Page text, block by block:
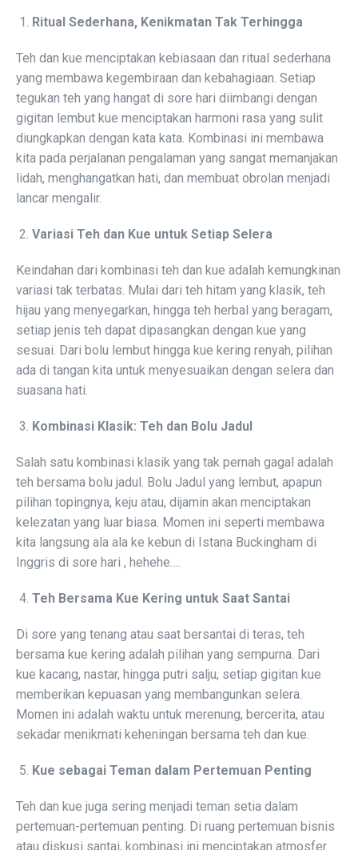
Ritual Sederhana, Kenikmatan Tak Terhingga
Teh dan kue menciptakan kebiasaan dan ritual sederhana
yang membawa kegembiraan dan kebahagiaan. Setiap
tegukan teh yang hangat di sore hari diimbangi dengan
gigitan lembut kue menciptakan harmoni rasa yang sulit
diungkapkan dengan kata kata. Kombinasi ini membawa
kita pada perjalanan pengalaman yang sangat memanjakan
lidah, menghangatkan hati, dan membuat obrolan menjadi
lancar mengalir.
Variasi Teh dan Kue untuk Setiap Selera
Keindahan dari kombinasi teh dan kue adalah kemungkinan
variasi tak terbatas. Mulai dari teh hitam yang klasik, teh
hijau yang menyegarkan, hingga teh herbal yang beragam,
setiap jenis teh dapat dipasangkan dengan kue yang
sesuai. Dari bolu lembut hingga kue kering renyah, pilihan
ada di tangan kita untuk menyesuaikan dengan selera dan
suasana hati.
Kombinasi Klasik: Teh dan Bolu Jadul
Salah satu kombinasi klasik yang tak pernah gagal adalah
teh bersama bolu jadul. Bolu Jadul yang lembut, apapun
pilihan topingnya, keju atau, dijamin akan menciptakan
kelezatan yang luar biasa. Momen ini seperti membawa
kita langsung ala ala ke kebun di Istana Buckingham di
Inggris di sore hari , hehehe….
Teh Bersama Kue Kering untuk Saat Santai
Di sore yang tenang atau saat bersantai di teras, teh
bersama kue kering adalah pilihan yang sempurna. Dari
kue kacang, nastar, hingga putri salju, setiap gigitan kue
memberikan kepuasan yang membangunkan selera.
Momen ini adalah waktu untuk merenung, bercerita, atau
sekadar menikmati keheningan bersama teh dan kue.
Kue sebagai Teman dalam Pertemuan Penting
Teh dan kue juga sering menjadi teman setia dalam
pertemuan-pertemuan penting. Di ruang pertemuan bisnis
atau diskusi santai, kombinasi ini menciptakan atmosfer